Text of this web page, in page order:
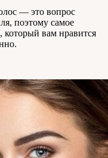
— это вопрос
поэтому самое
который вам нравится